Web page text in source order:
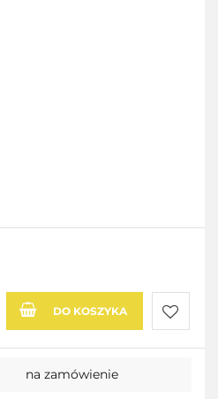
DO KOSZYKA
Do
na zamówienie